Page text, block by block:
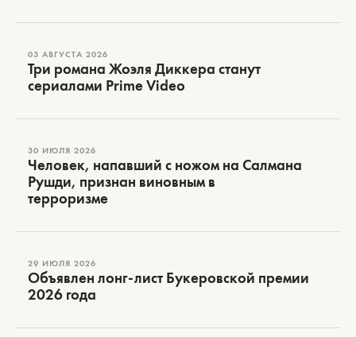
03 АВГУСТА 2026
Три романа Жоэля Диккера станут
сериалами Prime Video
30 ИЮЛЯ 2026
Человек, напавший с ножом на Салмана
Рушди, признан виновным в
терроризме
29 ИЮЛЯ 2026
Объявлен лонг-лист Букеровской премии
2026 года